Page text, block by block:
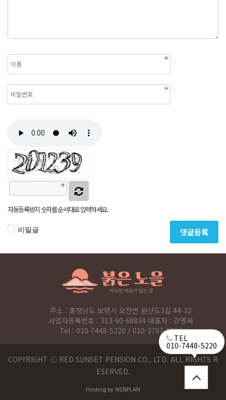
자동등록방지 숫자를 순서대로 입력하세요.
비밀글 댓글등록
TEL
010-7448-5220
주소 : 충청남도 보령시 오천면 원산도3길 44-32
사업자등록번호 : 313-90-68834 대표자 : 강명옥
Tel : 010-7448-5220 / 010-3707-9896
COPYRIGHT ⓒ RED SUNSET PENSION CO., LTD. ALL RIGHTS R
ESERVED.
Hosting by WEBPLAN